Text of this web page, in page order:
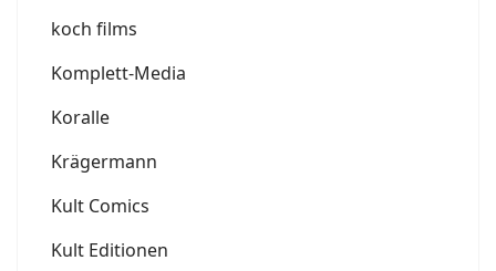
koch films
Komplett-Media
Koralle
Krägermann
Kult Comics
Kult Editionen